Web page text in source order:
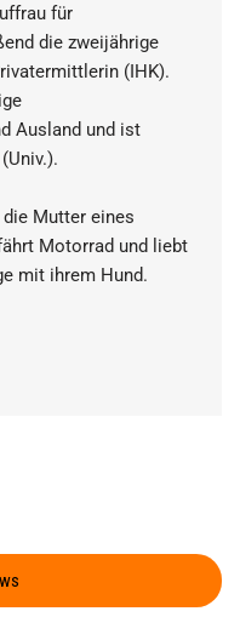
für
die zweijährige
(IHK).
Ausland und ist
Mutter eines
Motorrad und liebt
mit ihrem Hund.